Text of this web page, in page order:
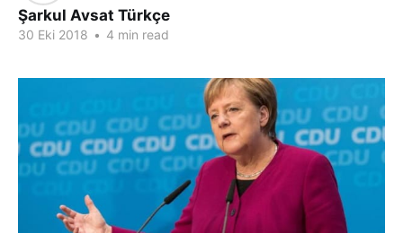
Şarkul Avsat Türkçe
30 Eki 2018 • 4 min read